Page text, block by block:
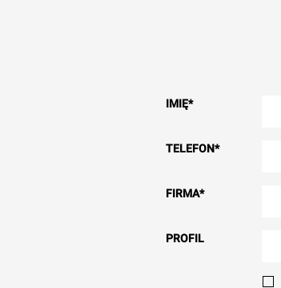
IMIĘ*
TELEFON*
FIRMA*
PROFIL